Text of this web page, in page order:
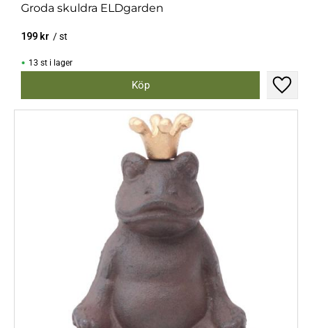
Groda skuldra ELDgarden
199 kr /st
Lägg
13 st i lager